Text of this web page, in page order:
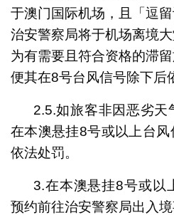
于澳门国际机场，且「逗
治安警察局将于机场离境
为有需要且符合资格的滞
便其在8号台风信号除下后
2.5.如旅客非因恶劣
在本澳悬挂8号或以上台
依法处罚。
3.在本澳悬挂8号或以
预约前往治安警察局出入